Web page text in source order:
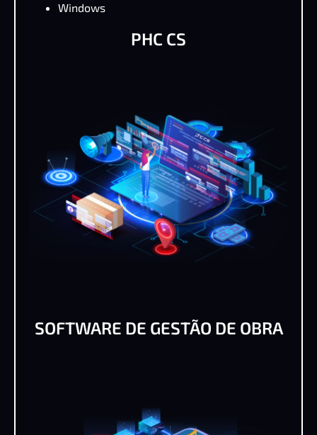
Windows
PHC CS
SOFTWARE DE GESTÃO DE OBRA